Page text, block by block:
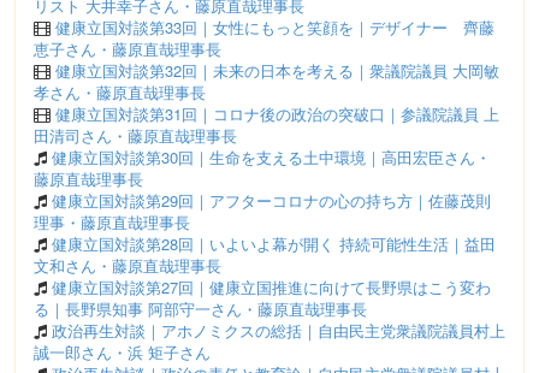
リスト 大井幸子さん・藤原直哉理事長
健康立国対談第33回｜女性にもっと笑顔を｜デザイナー 齊藤
恵子さん・藤原直哉理事長
健康立国対談第32回｜未来の日本を考える｜衆議院議員 大岡敏
孝さん・藤原直哉理事長
健康立国対談第31回｜コロナ後の政治の突破口｜参議院議員 上
田清司さん・藤原直哉理事長
健康立国対談第30回｜生命を支える土中環境｜高田宏臣さん・
藤原直哉理事長
健康立国対談第29回｜アフターコロナの心の持ち方｜佐藤茂則
理事・藤原直哉理事長
健康立国対談第28回｜いよいよ幕が開く 持続可能性生活｜益田
文和さん・藤原直哉理事長
健康立国対談第27回｜健康立国推進に向けて長野県はこう変わ
る｜長野県知事 阿部守一さん・藤原直哉理事長
政治再生対談｜アホノミクスの総括｜自由民主党衆議院議員村上
誠一郎さん・浜 矩子さん